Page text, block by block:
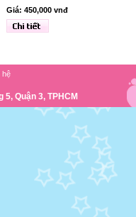
Giá: 450,000 vnđ
hệ
Quận 3, TPHCM